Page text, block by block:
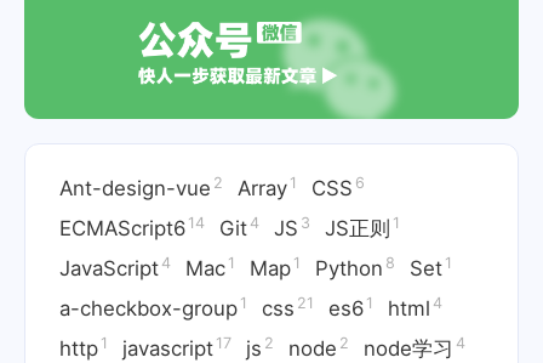
Ant-design-vue 2 Array 1 CSS 6
ECMAScript6 14 Git 4 JS 3 JS正则 1
JavaScript 4 Mac 1 Map 1 Python 8 Set 1
a-checkbox-group 1 css 21 es6 1 html 4
http 1 javascript 17 js 2 node 2 node学习 4